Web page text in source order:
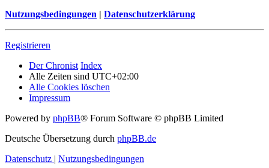
Nutzungsbedingungen | Datenschutzerklärung
Registrieren
Der Chronist Index
Alle Zeiten sind UTC+02:00
Alle Cookies löschen
Impressum
Powered by phpBB® Forum Software © phpBB Limited
Deutsche Übersetzung durch phpBB.de
Datenschutz | Nutzungsbedingungen